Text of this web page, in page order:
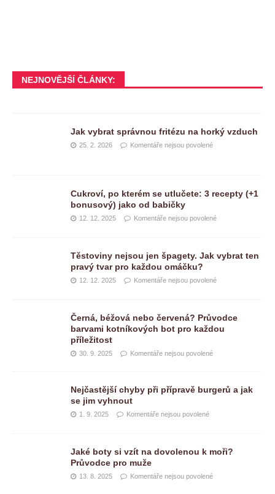
NEJNOVĚJŠÍ ČLÁNKY:
Jak vybrat správnou fritézu na horký vzduch
25. 2. 2026 Komentáře nejsou povolené
Cukroví, po kterém se utlučete: 3 recepty (+1
bonusový) jako od babičky
12. 12. 2025 Komentáře nejsou povolené
Těstoviny nejsou jen špagety. Jak vybrat ten
pravý tvar pro každou omáčku?
12. 12. 2025 Komentáře nejsou povolené
Černá, béžová nebo červená? Průvodce
barvami kotníkových bot pro každou
příležitost
30. 9. 2025 Komentáře nejsou povolené
Nejčastější chyby při přípravě burgerů a jak
se jim vyhnout
1. 9. 2025 Komentáře nejsou povolené
Jaké boty si vzít na dovolenou k moři?
Průvodce pro muže
13. 8. 2025 Komentáře nejsou povolené